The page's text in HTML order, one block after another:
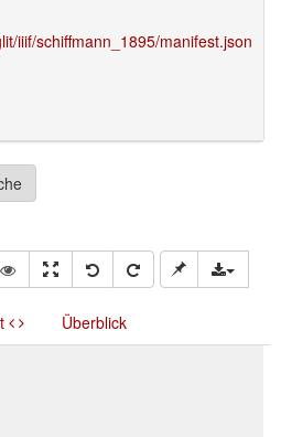
iiif/schiffmann_1895/manifest.json
Überblick